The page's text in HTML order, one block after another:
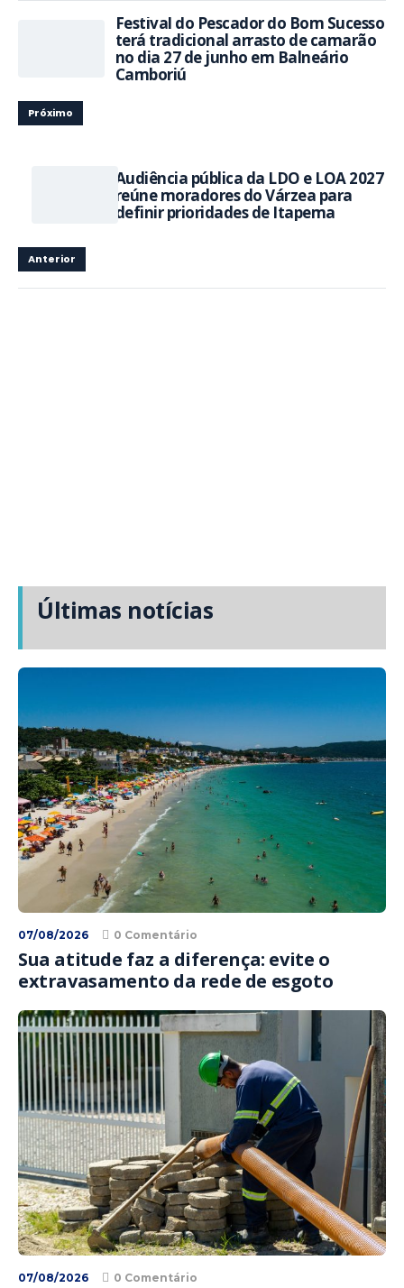
Festival do Pescador do Bom Sucesso
terá tradicional arrasto de camarão
no dia 27 de junho em Balneário
Camboriú
Próximo
Audiência pública da LDO e LOA 2027
reúne moradores do Várzea para
definir prioridades de Itapema
Anterior
Últimas notícias
07/08/2026 0 Comentário
Sua atitude faz a diferença: evite o
extravasamento da rede de esgoto
07/08/2026 0 Comentário